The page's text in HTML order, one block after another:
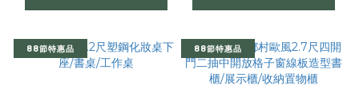
88節特惠品 88節特惠品